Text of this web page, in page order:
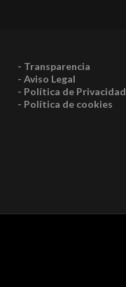
- Transparencia
- Aviso Legal
- Política de Privacidad
- Política de cookies